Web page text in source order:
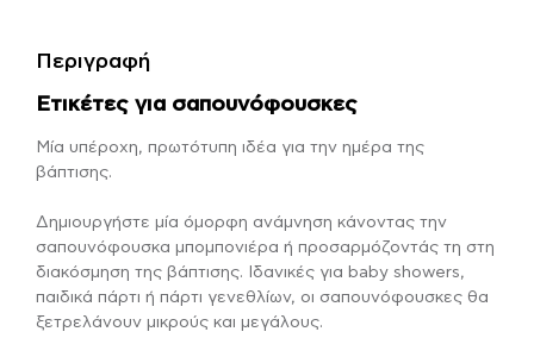
Περιγραφή
Ετικέτες για σαπουνόφουσκες
Μία υπέροχη, πρωτότυπη ιδέα για την ημέρα της
βάπτισης.
Δημιουργήστε μία όμορφη ανάμνηση κάνοντας την
σαπουνόφουσκα μπομπονιέρα ή προσαρμόζοντάς τη στη
διακόσμηση της βάπτισης. Ιδανικές για baby showers,
παιδικά πάρτι ή πάρτι γενεθλίων, οι σαπουνόφουσκες θα
ξετρελάνουν μικρούς και μεγάλους.